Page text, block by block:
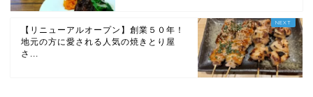
【リニューアルオープン】創業５０年！
地元の方に愛される人気の焼きとり屋
さ...